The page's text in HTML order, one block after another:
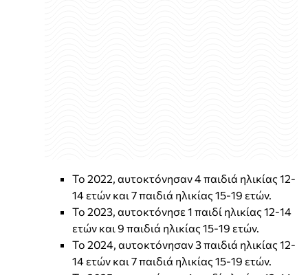
Το 2022, αυτοκτόνησαν 4 παιδιά ηλικίας 12-
14 ετών και 7 παιδιά ηλικίας 15-19 ετών.
Το 2023, αυτοκτόνησε 1 παιδί ηλικίας 12-14
ετών και 9 παιδιά ηλικίας 15-19 ετών.
Το 2024, αυτοκτόνησαν 3 παιδιά ηλικίας 12-
14 ετών και 7 παιδιά ηλικίας 15-19 ετών.